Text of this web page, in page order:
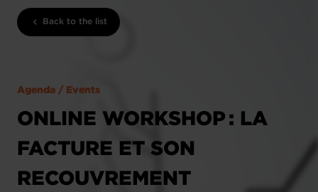
Back to the list
Agenda / Events
ONLINE WORKSHOP : LA
FACTURE ET SON
RECOUVREMENT